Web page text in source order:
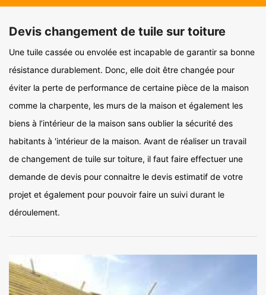
Devis changement de tuile sur toiture
Une tuile cassée ou envolée est incapable de garantir sa bonne
résistance durablement. Donc, elle doit être changée pour
éviter la perte de performance de certaine pièce de la maison
comme la charpente, les murs de la maison et également les
biens à l’intérieur de la maison sans oublier la sécurité des
habitants à 'intérieur de la maison. Avant de réaliser un travail
de changement de tuile sur toiture, il faut faire effectuer une
demande de devis pour connaitre le devis estimatif de votre
projet et également pour pouvoir faire un suivi durant le
déroulement.